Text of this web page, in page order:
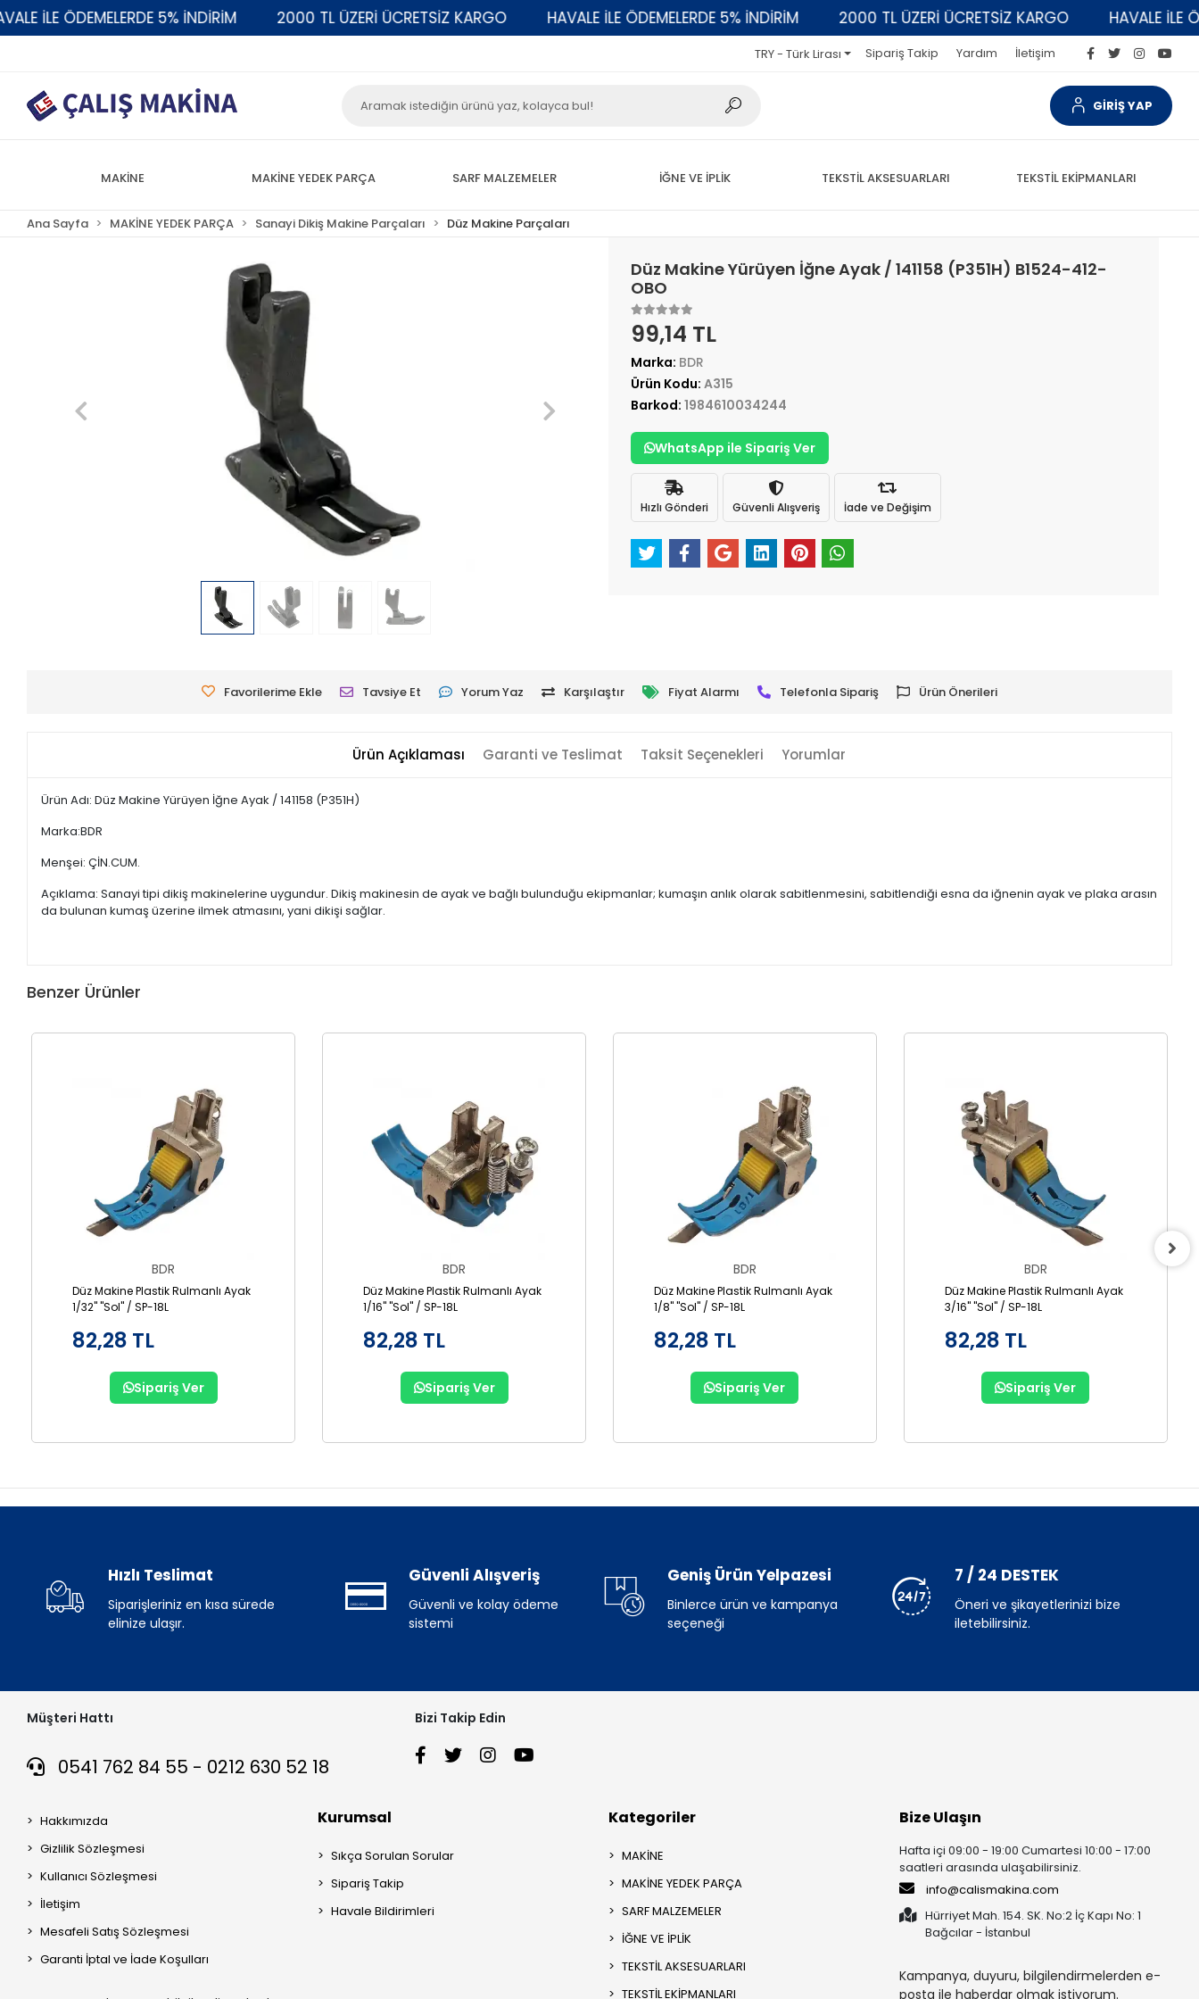
İLE ÖDEMELERDE 5% İNDİRİM 2000 TL ÜZERİ ÜCRETSİZ KARGO HAVALE İLE ÖDEMELERDE 5% İNDİRİM 2000 TL ÜZERİ ÜCRETSİZ KARGO HAVALE İLE
TRY - Türk Lirası Sipariş Takip Yardım İletişim
GİRİŞ YAP
MAKİNE MAKİNE YEDEK PARÇA SARF MALZEMELER İĞNE VE İPLİK TEKSTİL AKSESUARLARI TEKSTİL EKİPMANLARI
Ana Sayfa MAKİNE YEDEK PARÇA Sanayi Dikiş Makine Parçaları Düz Makine Parçaları
Düz Makine Yürüyen İğne Ayak / 141158 (P351H) B1524-412-
OBO
99,14 TL
Marka: BDR
Ürün Kodu: A315
Barkod: 1984610034244
WhatsApp ile Sipariş Ver
Hızlı Gönderi Güvenli Alışveriş İade ve Değişim
Favorilerime Ekle Tavsiye Et Yorum Yaz Karşılaştır Fiyat Alarmı Telefonla Sipariş Ürün Önerileri
Ürün Açıklaması Garanti ve Teslimat Taksit Seçenekleri Yorumlar
Ürün Adı: Düz Makine Yürüyen İğne Ayak / 141158 (P351H)
Marka:BDR
Menşei: ÇİN.CUM.
Açıklama: Sanayi tipi dikiş makinelerine uygundur. Dikiş makinesin de ayak ve bağlı bulunduğu ekipmanlar; kumaşın anlık olarak sabitlenmesini, sabitlendiği esna da iğnenin ayak ve plaka arasın
da bulunan kumaş üzerine ilmek atmasını, yani dikişi sağlar.
Benzer Ürünler
BDR
Düz Makine Plastik Rulmanlı Ayak
1/32" "Sol" / SP-18L
82,28 TL
Sipariş Ver
BDR
Düz Makine Plastik Rulmanlı Ayak
1/16" "Sol" / SP-18L
82,28 TL
Sipariş Ver
BDR
Düz Makine Plastik Rulmanlı Ayak
1/8" "Sol" / SP-18L
82,28 TL
Sipariş Ver
BDR
Düz Makine Plastik Rulmanlı Ayak
3/16" "Sol" / SP-18L
82,28 TL
Sipariş Ver
Hızlı Teslimat
Siparişleriniz en kısa sürede
elinize ulaşır.
Güvenli Alışveriş
Güvenli ve kolay ödeme
sistemi
Geniş Ürün Yelpazesi
Binlerce ürün ve kampanya
seçeneği
7 / 24 DESTEK
Öneri ve şikayetlerinizi bize
iletebilirsiniz.
Müşteri Hattı
0541 762 84 55 - 0212 630 52 18
Bizi Takip Edin
Hakkımızda
Gizlilik Sözleşmesi
Kullanıcı Sözleşmesi
İletişim
Mesafeli Satış Sözleşmesi
Garanti İptal ve İade Koşulları
Kurumsal
Sıkça Sorulan Sorular
Sipariş Takip
Havale Bildirimleri
Kategoriler
MAKİNE
MAKİNE YEDEK PARÇA
SARF MALZEMELER
İĞNE VE İPLİK
TEKSTİL AKSESUARLARI
TEKSTİL EKİPMANLARI
Bize Ulaşın
Hafta içi 09:00 - 19:00 Cumartesi 10:00 - 17:00
saatleri arasında ulaşabilirsiniz.
info@calismakina.com
Hürriyet Mah. 154. SK. No:2 İç Kapı No: 1
Bağcılar - İstanbul
Kampanya, duyuru, bilgilendirmelerden e-
posta ile haberdar olmak istiyorum.